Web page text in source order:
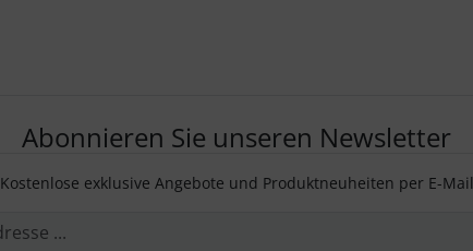
Abonnieren Sie unseren Newsletter
Kostenlose exklusive Angebote und Produktneuheiten per E-Mail